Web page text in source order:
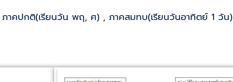
าคปกติ(เรียนวัน พฤ, ศ) , ภาคสมทบ(เรียนวันอาทิตย์ 1 วัน)